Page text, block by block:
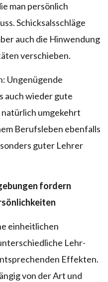
man persönlich
Schicksalsschläge
auch die Hinwendung
verschieben.
Ungenügende
auch wieder gute
umgekehrt
Berufsleben ebenfalls
guter Lehrer
fordern
einheitlichen
Lehr-
Effekten.
von der Art und